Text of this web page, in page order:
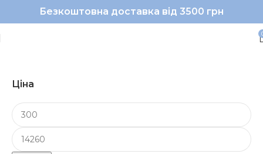
Безкоштовна доставка від 3500 грн
Ціна